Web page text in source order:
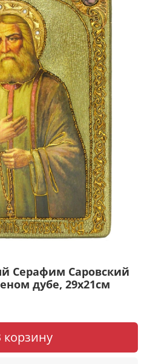
Серафим Саровский
дубе, 29х21см
корзину